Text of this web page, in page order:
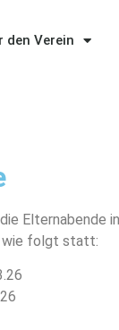
den Verein
Elternabende
wie folgt statt: